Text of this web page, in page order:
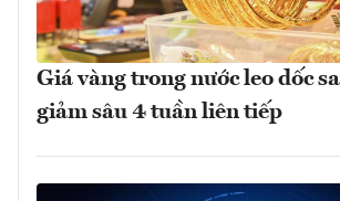
Giá vàng trong nước leo dốc
giảm sâu 4 tuần liên tiếp